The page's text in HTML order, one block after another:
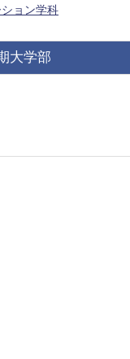
ョン学科
大学部